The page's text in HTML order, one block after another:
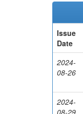
Issue
Date
2024-
08-26
2024-
08-29